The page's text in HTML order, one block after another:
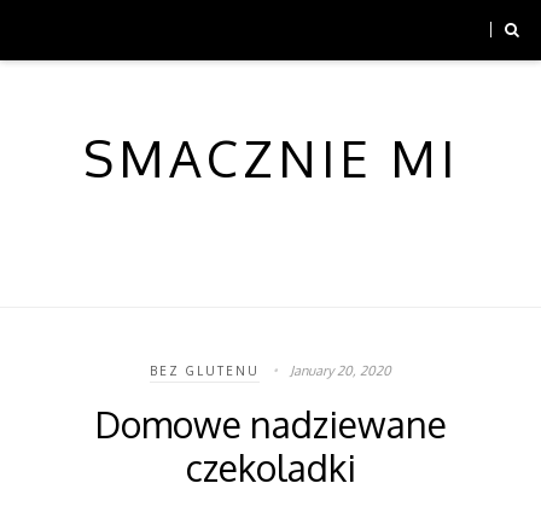
SMACZNIE MI
BEZ GLUTENU January 20, 2020
Domowe nadziewane
czekoladki